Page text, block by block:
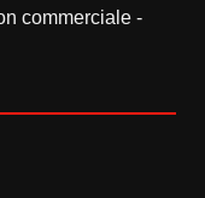
commerciale -